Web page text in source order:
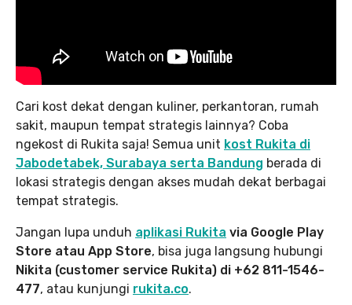
Cari kost dekat dengan kuliner, perkantoran, rumah
sakit, maupun tempat strategis lainnya? Coba
ngekost di Rukita saja! Semua unit kost Rukita di
Jabodetabek, Surabaya serta Bandung berada di
lokasi strategis dengan akses mudah dekat berbagai
tempat strategis.
Jangan lupa unduh aplikasi Rukita via Google Play
Store atau App Store, bisa juga langsung hubungi
Nikita (customer service Rukita) di +62 811-1546-
477, atau kunjungi rukita.co.